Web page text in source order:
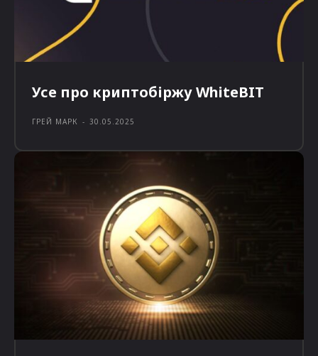
Усе про криптобіржу WhiteBIT
ГРЕЙ МАРК - 30.05.2025